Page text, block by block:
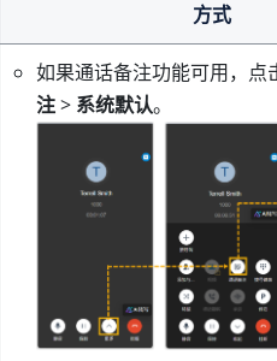
方式
如果通话备注功能可用，点
注> 系统默认。